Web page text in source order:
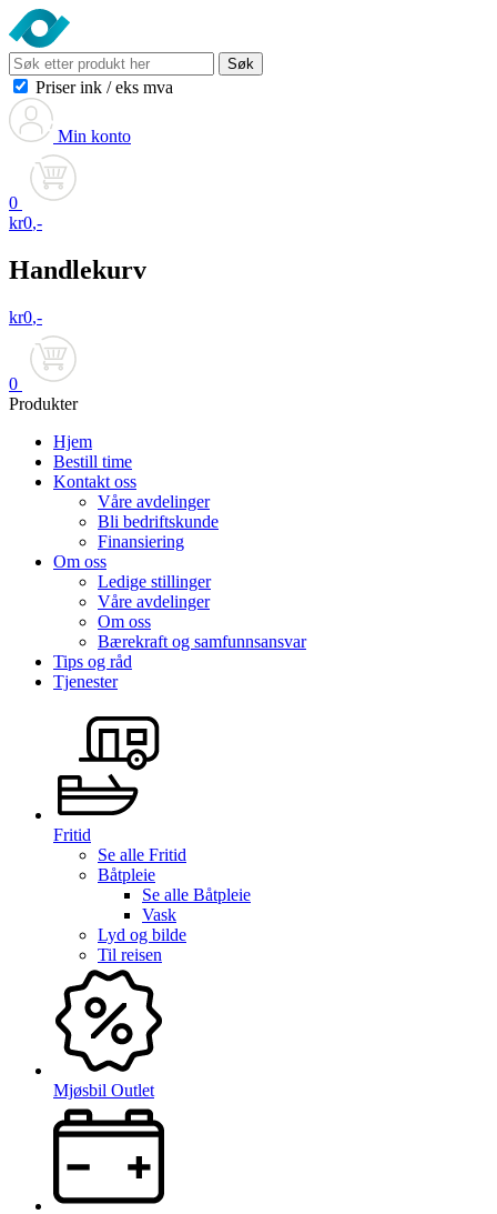
Søk
Priser ink / eks mva
Min konto
0
kr0,-
Handlekurv
kr0,-
0
Produkter
Hjem
Bestill time
Kontakt oss
Våre avdelinger
Bli bedriftskunde
Finansiering
Om oss
Ledige stillinger
Våre avdelinger
Om oss
Bærekraft og samfunnsansvar
Tips og råd
Tjenester
Fritid
Se alle Fritid
Båtpleie
Se alle Båtpleie
Vask
Lyd og bilde
Til reisen
Mjøsbil Outlet